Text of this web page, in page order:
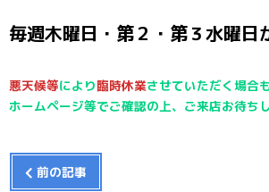
毎週木曜日・第２・第３水曜日
悪天候等により臨時休業させていただく場合
ホームページ等でご確認の上、ご来店お待ち
前の記事